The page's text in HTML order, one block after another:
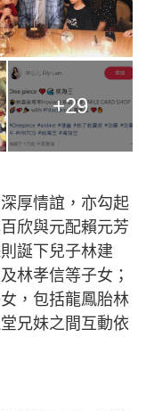
+29
厚情誼，亦勾起
欣與元配賴元芳
誕下兒子林建
林孝信等子女；
，包括龍鳳胎林
兄妹之間互動依